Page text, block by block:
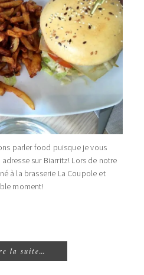
parler food puisque je vous
sur Biarritz! Lors de notre
à la brasserie La Coupole et
moment!
la suite…